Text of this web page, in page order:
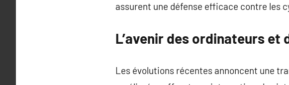
assurent une défense efficace contre les
L’avenir des ordinateurs
Les évolutions récentes annoncent une